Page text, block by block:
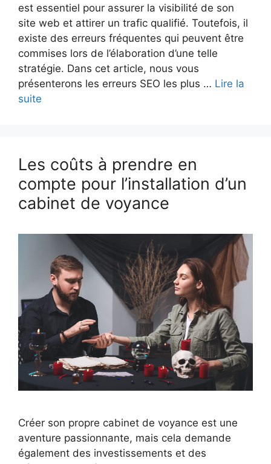
est essentiel pour assurer la visibilité de son
site web et attirer un trafic qualifié. Toutefois, il
existe des erreurs fréquentes qui peuvent être
commises lors de l’élaboration d’une telle
stratégie. Dans cet article, nous vous
présenterons les erreurs SEO les plus … Lire la
suite
Les coûts à prendre en
compte pour l’installation d’un
cabinet de voyance
Créer son propre cabinet de voyance est une
aventure passionnante, mais cela demande
également des investissements et des